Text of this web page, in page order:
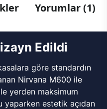
Yorumlar (1)
Edildi
göre standardın
Nirvana M600 ile
yerden maksimum
estetik açıdan